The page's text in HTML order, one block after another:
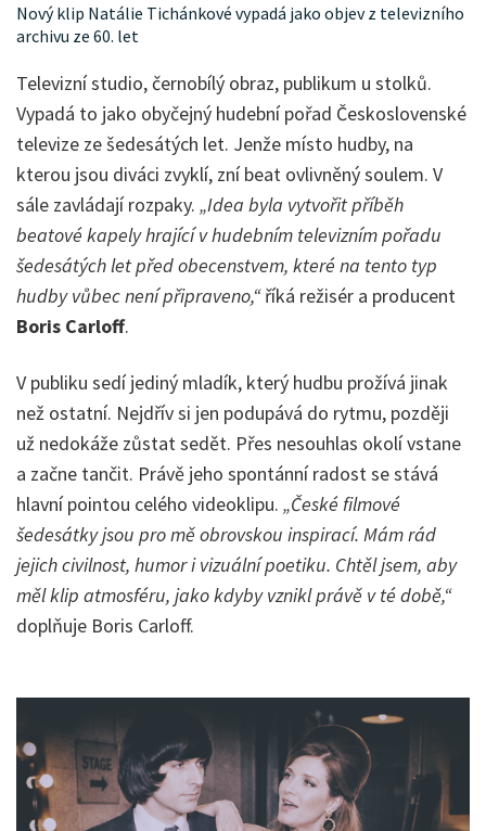
Nový klip Natálie Tichánkové vypadá jako objev z televizního
archivu ze 60. let
Televizní studio, černobílý obraz, publikum u stolků.
Vypadá to jako obyčejný hudební pořad Československé
televize ze šedesátých let. Jenže místo hudby, na
kterou jsou diváci zvyklí, zní beat ovlivněný soulem. V
sále zavládají rozpaky. „Idea byla vytvořit příběh
beatové kapely hrající v hudebním televizním pořadu
šedesátých let před obecenstvem, které na tento typ
hudby vůbec není připraveno,“říká režisér a producent
Boris Carloff.
V publiku sedí jediný mladík, který hudbu prožívá jinak
než ostatní. Nejdřív si jen podupává do rytmu, později
už nedokáže zůstat sedět. Přes nesouhlas okolí vstane
a začne tančit. Právě jeho spontánní radost se stává
hlavní pointou celého videoklipu. „České filmové
šedesátky jsou pro mě obrovskou inspirací. Mám rád
jejich civilnost, humor i vizuální poetiku. Chtěl jsem, aby
měl klip atmosféru, jako kdyby vznikl právě v té době,“
doplňuje Boris Carloff.